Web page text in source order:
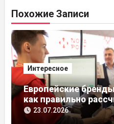
Похожие Записи
Интересное
Европейские
как правильно
из ЕС23.07.2026